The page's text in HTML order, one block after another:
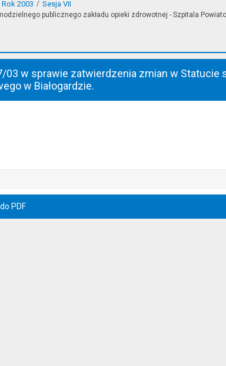
Rok 2003 Sesja VII
publicznego zakładu opieki zdrowotnej - Szpitala
03 w sprawie zatwierdzenia zmian w
w Białogardzie.
PDF